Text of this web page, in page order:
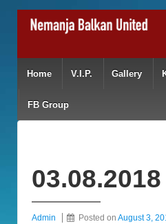
Home V.I.P. Gallery
FB Group
03.08.2018
Admin Posted on August 3,